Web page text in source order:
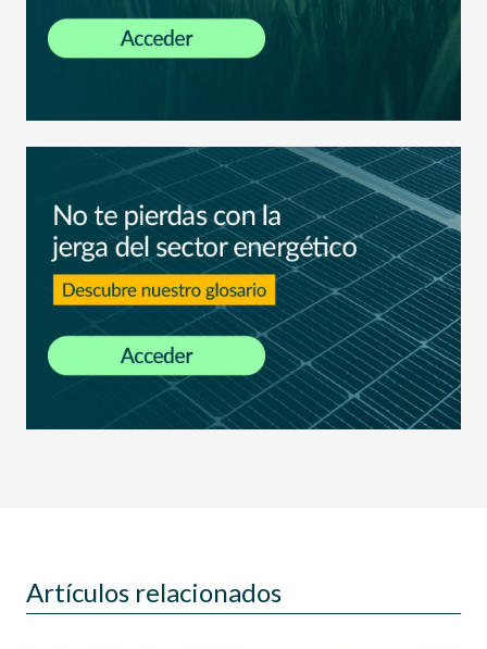
Artículos relacionados